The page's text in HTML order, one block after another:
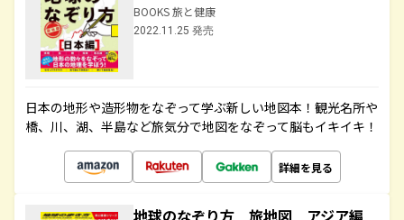
BOOKS 旅と健康
2022.11.25 発売
日本の地形や造形物をなぞって学ぶ新しい地図本！観光名所や
橋、川、湖、半島など旅気分で地図をなぞって脳もイキイキ！
詳細を見る
地球のなぞり方 旅地図 アジア編